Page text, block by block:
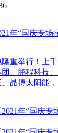
年“国庆专场
重举行！上
、鹏程科技
晶博太阳能